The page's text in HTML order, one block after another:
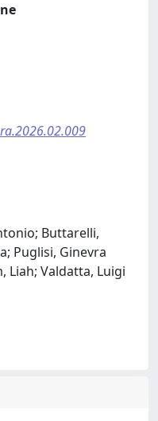
Buttarelli,
Puglisi, Ginevra
Liah; Valdatta, Luigi